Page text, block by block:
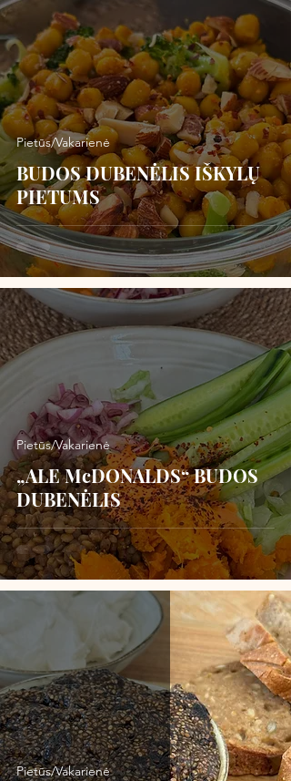
BUDOS DUBENĖLIS IŠKYLŲ
PIETUMS
Pietūs/Vakarienė
„ALE McDONALDS“ BUDOS
DUBENĖLIS
Pietūs/Vakarienė
Pietūs/Vakarienė